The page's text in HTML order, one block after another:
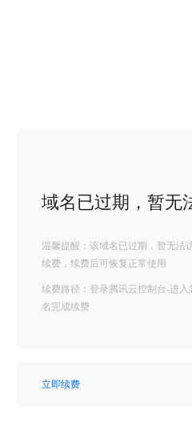
域名已过期，暂无
温馨提醒：该域名已过期，暂无法
续费，续费后可恢复正常使用
续费路径：登录腾讯云控制台-进
名完成续费
立即续费